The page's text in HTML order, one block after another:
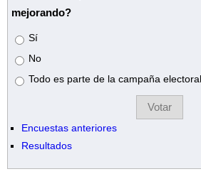
mejorando?
Opciones
Sí
No
Todo es parte de la campaña electoral
Encuestas anteriores
Resultados